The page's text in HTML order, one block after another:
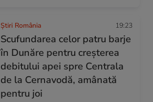
Știri România 19:23
Scufundarea celor patru barje
în Dunăre pentru creșterea
debitului apei spre Centrala
de la Cernavodă, amânată
pentru joi